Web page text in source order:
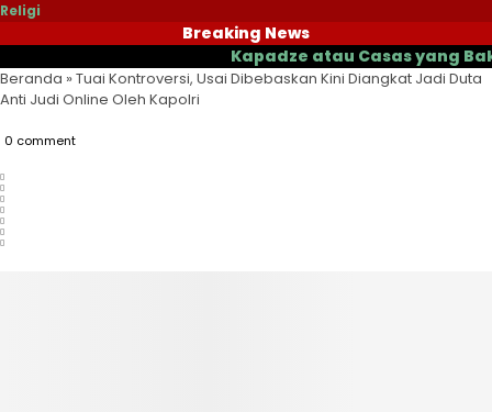
Religi
Breaking News
Kapadze atau Casas yang Bakal
Beranda »Tuai Kontroversi, Usai Dibebaskan Kini Diangkat Jadi Duta
Anti Judi Online Oleh Kapolri
0 comment